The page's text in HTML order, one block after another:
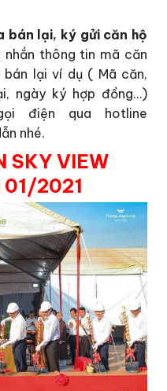
bán lại, ký gửi căn hộ
nhắn thông tin mã căn
bán lại ví dụ ( Mã căn,
ngày ký hợp đồng…)
điện qua hotline
nhé.
SKY VIEW
01/2021